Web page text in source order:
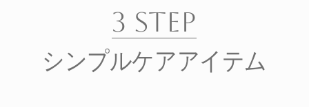
3 STEP
シンプルケアアイテム